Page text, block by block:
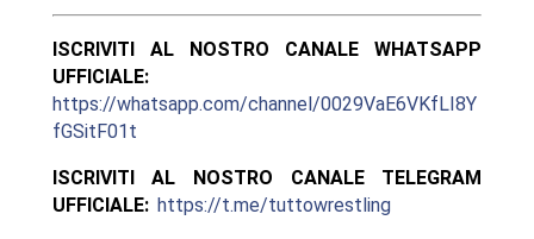
ISCRIVITI AL NOSTRO CANALE WHATSAPP
UFFICIALE:
https://whatsapp.com/channel/0029VaE6VKfLI8Y
fGSitF01t
ISCRIVITI AL NOSTRO CANALE TELEGRAM
UFFICIALE: https://t.me/tuttowrestling